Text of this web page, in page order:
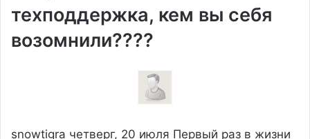
техподдержка, кем вы себя
возомнили????
snowtigra четверг, 20 июля Первый раз в жизни